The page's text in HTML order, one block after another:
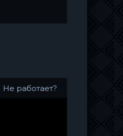
Не работает?